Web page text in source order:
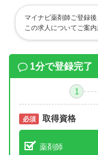
マイナビ薬剤師ご登録
この求人についてご案内
1分で登録完了
1
必須 取得資格
薬剤師